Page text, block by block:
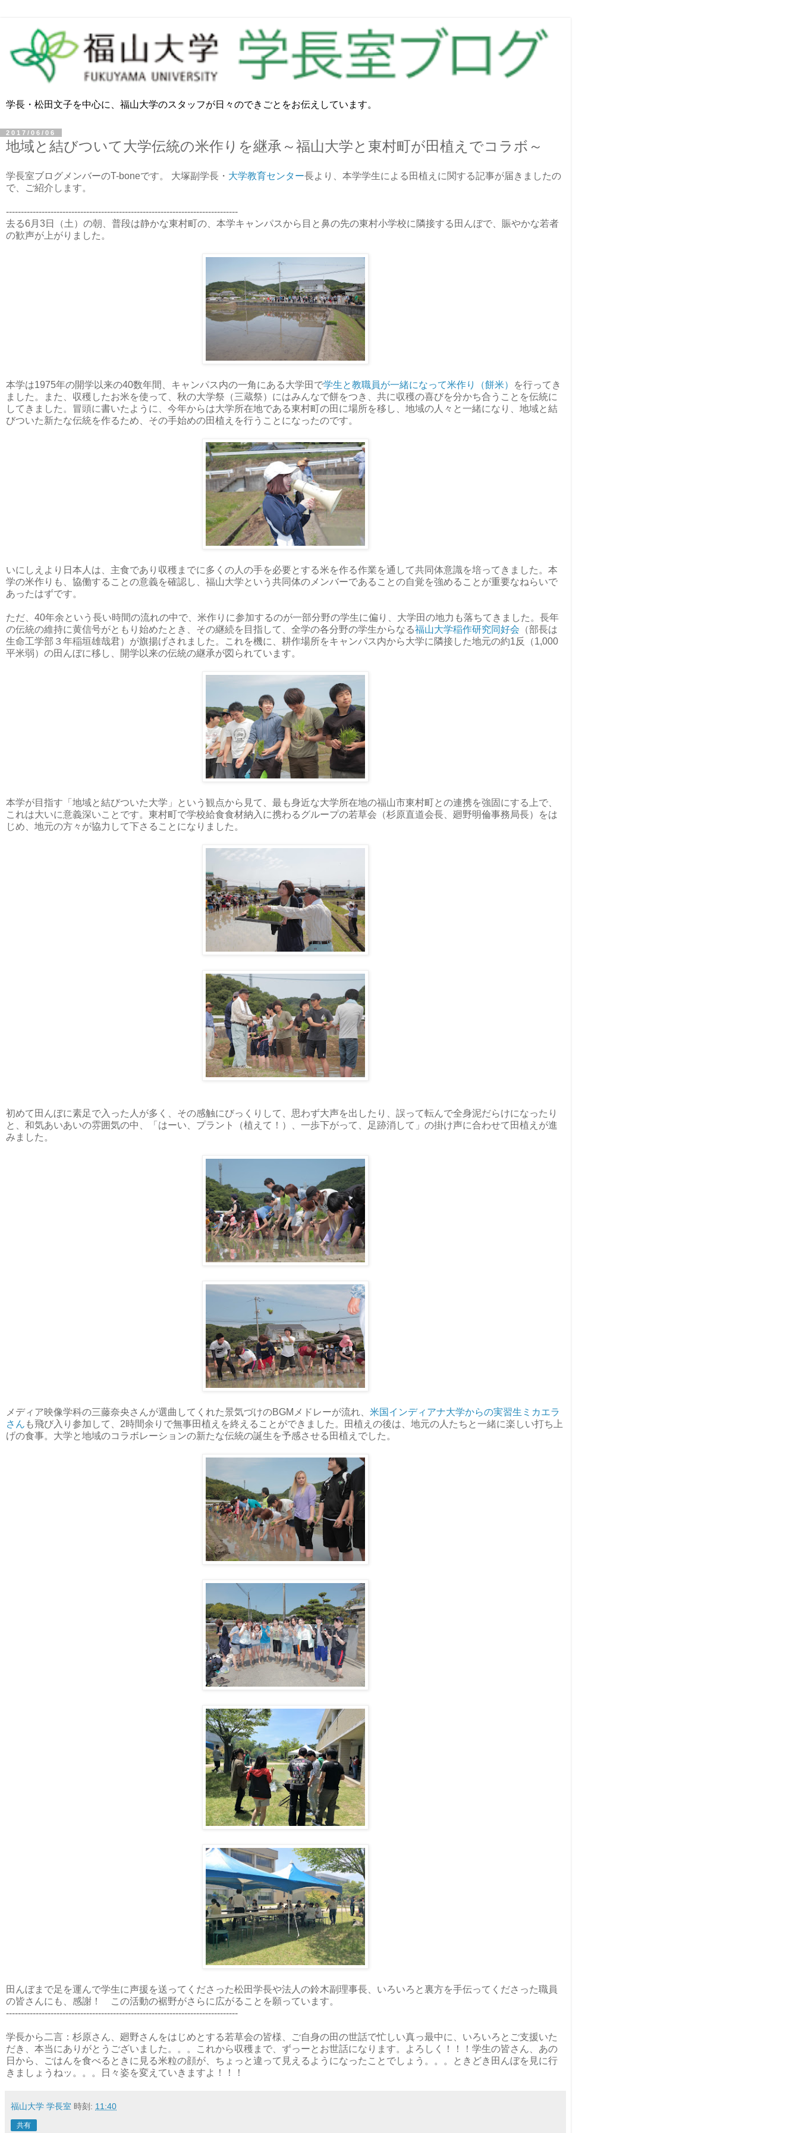
学長・松田文子を中心に、福山大学のスタッフが日々のできごとをお伝えしています。
2017/06/06
地域と結びついて大学伝統の米作りを継承～福山大学と東村町が田植えでコラボ～
学長室ブログメンバーのT-boneです。 大塚副学長・ 大学教育センター長より、本学学生による田植えに関する記事が届きましたの
で、ご紹介します。
------------------------------------------------------------------------------
去る6月3日（土）の朝、普段は静かな東村町の、本学キャンパスから目と鼻の先の東村小学校に隣接する田んぼで、賑やかな若者
の歓声が上がりました。
本学は1975年の開学以来の40数年間、キャンパス内の一角にある大学田で学生と教職員が一緒になって米作り（餅米）
を行ってき
ました。また、収穫したお米を使って、秋の大学祭（三蔵祭）にはみんなで餅をつき、共に収穫の喜びを分かち合うことを伝統に
してきました。冒頭に書いたように、今年からは大学所在地である東村町の田に場所を移し、地域の人々と一緒になり、地域と結
びついた新たな伝統を作るため、その手始めの田植えを行うことになったのです。
いにしえより日本人は、主食であり収穫までに多くの人の手を必要とする米を作る作業を通して共同体意識を培ってきました。本
学の米作りも、協働することの意義を確認し、福山大学という共同体のメンバーであることの自覚を強めることが重要なねらいで
あったはずです。
ただ、40年余という長い時間の流れの中で、米作りに参加するのが一部分野の学生に偏り、大学田の地力も落ちてきました。長年
の伝統の維持に黄信号がともり始めたとき、その継続を目指して、全学の各分野の学生からなる福山大学稲作研究同好会 （部長は
生命工学部３年稲垣雄哉君）が旗揚げされました。これを機に、耕作場所をキャンパス内から大学に隣接した地元の約1反（1,000
平米弱）の田んぼに移し、開学以来の伝統の継承が図られています。
本学が目指す「地域と結びついた大学」という観点から見て、最も身近な大学所在地の福山市東村町との連携を強固にする上で、
これは大いに意義深いことです。東村町で学校給食食材納入に携わるグループの若草会（杉原直道会長、廻野明倫事務局長）をは
じめ、地元の方々が協力して下さることになりました。
初めて田んぼに素足で入った人が多く、その感触にびっくりして、思わず大声を出したり、誤って転んで全身泥だらけになったり
と、和気あいあいの雰囲気の中、「はーい、プラント（植えて！）、一歩下がって、足跡消して」の掛け声に合わせて田植えが進
みました。
メディア映像学科の三藤奈央さんが選曲してくれた景気づけのBGMメドレーが流れ、 米国インディアナ大学からの実習生ミカエラ
さん も飛び入り参加して、2時間余りで無事田植えを終えることができました。田植えの後は、地元の人たちと一緒に楽しい打ち上
げの食事。大学と地域のコラボレーションの新たな伝統の誕生を予感させる田植えでした。
田んぼまで足を運んで学生に声援を送ってくださった松田学長や法人の鈴木副理事長、いろいろと裏方を手伝ってくださった職員
の皆さんにも、感謝！ この活動の裾野がさらに広がることを願っています。
------------------------------------------------------------------------------
学長から二言：杉原さん、廻野さんをはじめとする若草会の皆様、ご自身の田の世話で忙しい真っ最中に、いろいろとご支援いた
だき、本当にありがとうございました。。。これから収穫まで、ずっーとお世話になります。よろしく！！！学生の皆さん、あの
日から、ごはんを食べるときに見る米粒の顔が、ちょっと違って見えるようになったことでしょう。。。ときどき田んぼを見に行
きましょうねッ。。。日々姿を変えていきますよ！！！
福山大学 学長室 時刻: 11:40
共有